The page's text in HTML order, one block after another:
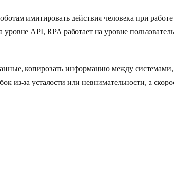
имитировать действия человека при
API, RPA работает на уровне
копировать информацию между
за усталости или невнимательности, а